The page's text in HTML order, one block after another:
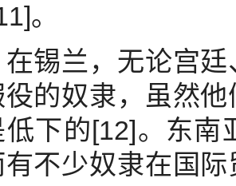
。
兰，无论宫廷
役的奴隶，虽然
低下的[12]。东南
有不少奴隶在国